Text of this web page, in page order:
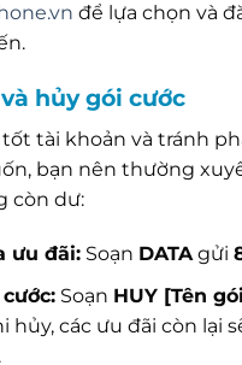
để lựa chọn và
hủy gói cước
tài khoản và tránh
bạn nên thường
còn dư:
ưu đãi:Soạn DATAgửi
Soạn HUY [Tên
hủy, các ưu đãi còn lại